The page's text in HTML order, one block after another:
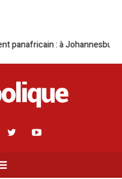
Aimé Boji